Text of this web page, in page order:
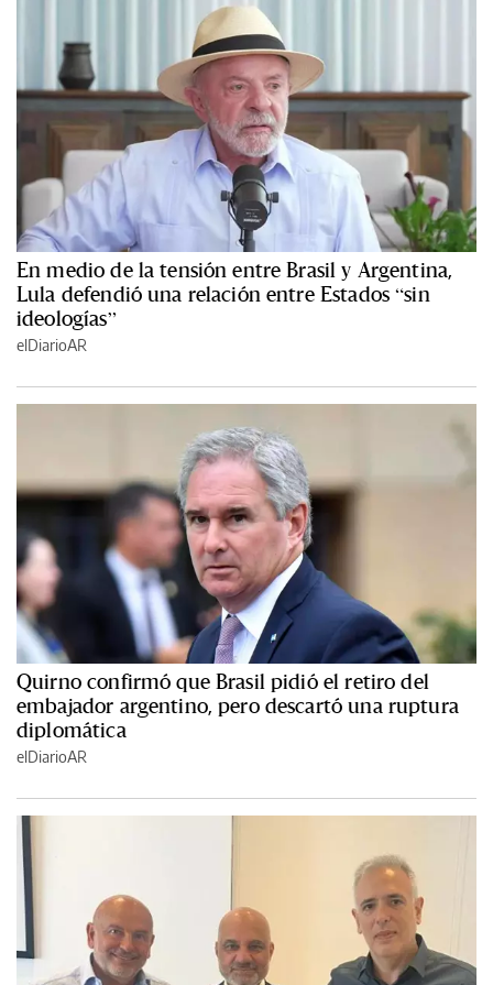
En medio de la tensión entre Brasil y Argentina,
Lula defendió una relación entre Estados “sin
ideologías”
elDiarioAR
Quirno confirmó que Brasil pidió el retiro del
embajador argentino, pero descartó una ruptura
diplomática
elDiarioAR